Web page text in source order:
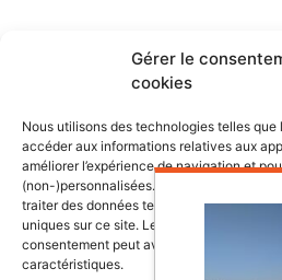
Gérer le
cookies
Nous utilisons des technologies telles
accéder aux informations relatives aux
améliorer l’expérience de navigation et
(non-)personnalisées. Consentir à ces
traiter des données telles que le
uniques sur ce site. Le fait de ne pas
consentement peut avoir un effet négatif
caractéristiques.
Lire l’article